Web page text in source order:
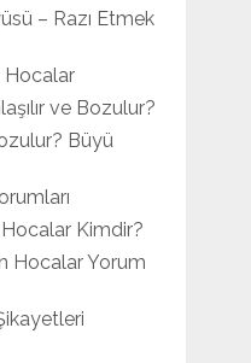
– Razı Etmek
Hocalar
ve Bozulur?
Büyü
Hocalar Kimdir?
Hocalar Yorum